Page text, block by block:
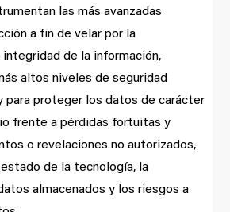
las más avanzadas
a fin de velar por la
de la información,
altos niveles de seguridad
para proteger los datos de carácter
frente a pérdidas fortuitas y
o revelaciones no autorizados,
de la tecnología, la
almacenados y los riesgos a